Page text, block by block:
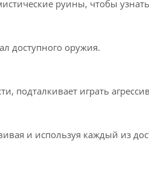
руины, чтобы
доступного оружия.
подталкивает играть
и используя каждый из